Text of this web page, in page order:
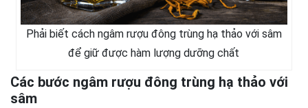
Phải biết cách ngâm rượu đông trùng hạ thảo với sâm
để giữ được hàm lượng dưỡng chất
Các bước ngâm rượu đông trùng hạ thảo với
sâm